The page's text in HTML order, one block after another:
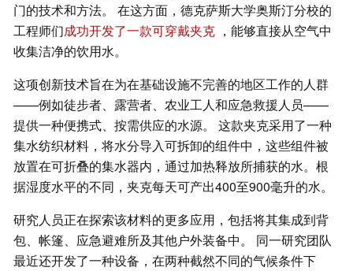
门的技术和方法。 在这方面，德克萨斯大学奥斯汀分校的
工程师们成功开发了一款可穿戴夹克 ，能够直接从空气中
收集洁净的饮用水。
这项创新技术旨在为在基础设施不完善的地区工作的人群
——例如徒步者、露营者、农业工人和应急救援人员——
提供一种便携式、按需供应的水源。 这款夹克采用了一种
集水纺织材料，将水分导入可拆卸的组件中，这些组件被
放置在可折叠的集水器内，通过加热释放所捕获的水。根
据湿度水平的不同，夹克每天可产出400至900毫升的水。
研究人员正在探索该材料的更多应用，包括将其集成到背
包、帐篷、应急避难所及其他户外装备中。 同一研究团队
最近还开发了一种设备，在两种截然不同的气候条件下